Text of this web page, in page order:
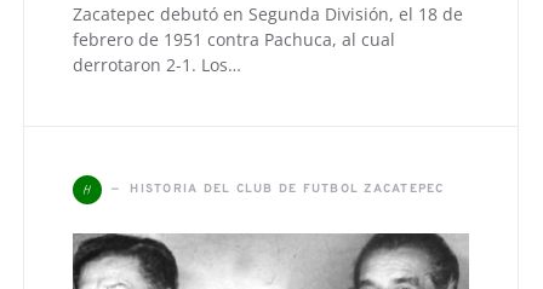
Zacatepec debutó en Segunda División, el 18 de
febrero de 1951 contra Pachuca, al cual
derrotaron 2-1. Los…
H HISTORIA DEL CLUB DE FUTBOL ZACATEPEC